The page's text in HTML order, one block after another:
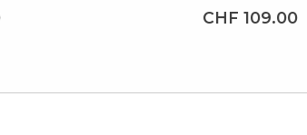
CHF 109.00